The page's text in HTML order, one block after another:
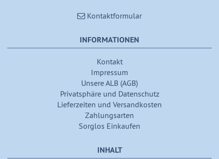
Kontaktformular
INFORMATIONEN
Kontakt
Impressum
Unsere ALB (AGB)
Privatsphäre und Datenschutz
Lieferzeiten und Versandkosten
Zahlungsarten
Sorglos Einkaufen
INHALT